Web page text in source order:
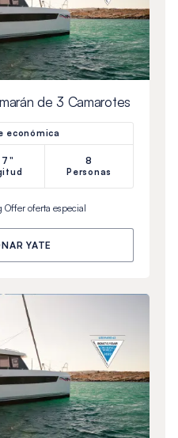
de 3 Camarotes
económica
8
Personas
Offeroferta especial
YATE